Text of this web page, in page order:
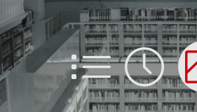
List